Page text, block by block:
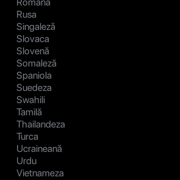
Rusa
Singaleză
Slovaca
Slovenă
Somaleză
Spaniola
Suedeza
Swahili
Tamilă
Thailandeza
Turca
Ucraineană
Urdu
Vietnameza